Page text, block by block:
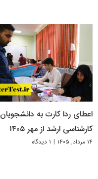
اعطای ردا کارت به دانشجویان
کارشناسی ارشد از مهر ۱۴۰۵
۱۴ مرداد, ۱۴۰۵ | ۱ دیدگاه